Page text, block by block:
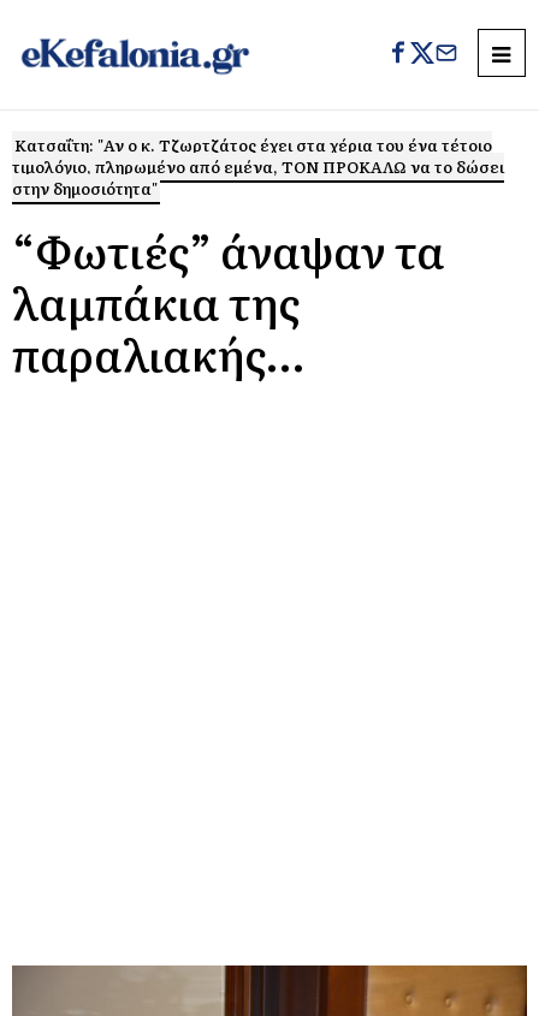
Κατσαΐτη: "Αν ο κ. Τζωρτζάτος έχει στα χέρια του ένα τέτοιο
τιμολόγιο, πληρωμένο από εμένα, ΤΟΝ ΠΡΟΚΑΛΩ να το δώσει
στην δημοσιότητα"
“Φωτιές” άναψαν τα
λαμπάκια της
παραλιακής…